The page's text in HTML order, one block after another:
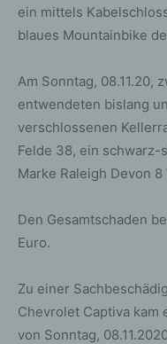
ein mittels
blaues Mountainbike
Am Sonntag, 08.11.20,
entwendeten bislang
verschlossenen
Felde 38, ein schwarz-
Marke Raleigh Devon 8
Den Gesamtschaden
Euro.
Zu einer
Chevrolet Captiva kam
von Sonntag,